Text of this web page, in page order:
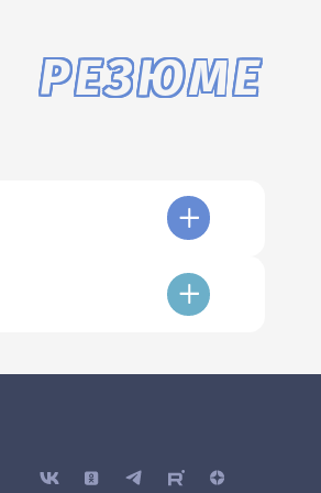
РЕЗЮМЕ